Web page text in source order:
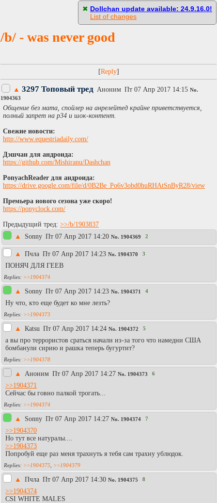
/b/ - was never good
✖ Dollchan update available: 24.9.16.0!
List of changes
[ ]
▲ 3297 Топовый тред Аноним Пт 07 Апр 2017 14:15 No.
1904363
Общение без мата, спойлер на анрелейтед крайне приветствуется,
полный запрет на р34 и шок-контент.
Свежие новости:
http://www.equestriadaily.com/
Дэшчан для андроида:
https://github.com/Mishiranu/Dashchan
PonyachReader для андроида:
https://drive.google.com/file/d/0B2Be_Po6v3obd0huRHAtSnByR28/view
Премьера нового сезона уже скоро!
https://ponyclock.com/
Предыдущий тред: >>/b/1903837
▲
Sonny Пт 07 Апр 2017 14:20 No. 1904369 2
▲ Пчла Пт 07 Апр 2017 14:23 No. 1904370 3
ПОНЯЧ ДЛЯ ГЕЕВ
>>1904374
▲ Sonny Пт 07 Апр 2017 14:23 No. 1904371 4
Ну что, кто еще будет ко мне лезть?
>>1904373
▲ Каtsu Пт 07 Апр 2017 14:24 No. 1904372 5
а вы про террористов сраться начали из-за того что намедни США
бомбанули сирию и рашка теперь бугуртит?
>>1904378
▲ Аноним Пт 07 Апр 2017 14:27 No. 1904373 6
>>1904371
Сейчас бы говно палкой трогать...
>>1904374
▲ Sonny Пт 07 Апр 2017 14:27 No. 1904374 7
>>1904370
Но тут все натуралы....
>>1904373
Попробуй еще раз меня трахнуть я тебя сам трахну ублюдок.
>>1904375 >>1904379
▲ Пчла Пт 07 Апр 2017 14:30 No. 1904375 8
>>1904374
CSI WHITE MALES